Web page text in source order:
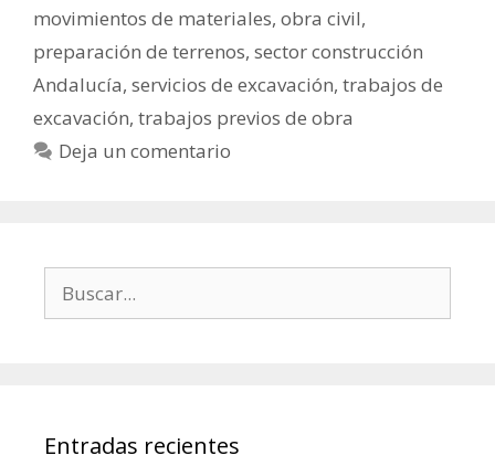
movimientos de materiales, obra civil,
preparación de terrenos, sector construcción
Andalucía, servicios de excavación, trabajos de
excavación, trabajos previos de obra
Deja un comentario
Entradas recientes